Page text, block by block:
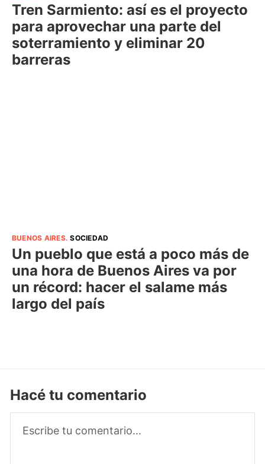
Tren Sarmiento: así es el proyecto
para aprovechar una parte del
soterramiento y eliminar 20
barreras
BUENOS AIRES.SOCIEDAD
Un pueblo que está a poco más de
una hora de Buenos Aires va por
un récord: hacer el salame más
largo del país
Hacé tu comentario